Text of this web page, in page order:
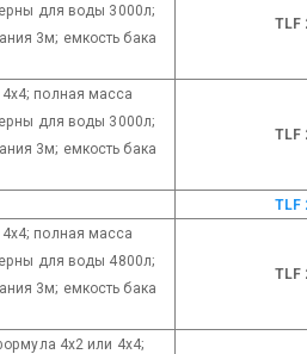
для воды 3000л;
3м; емкость бака
TLF
полная масса
для воды 3000л;
3м; емкость бака
TLF
TLF
полная масса
для воды 4800л;
3м; емкость бака
TLF
4х2 или 4х4;